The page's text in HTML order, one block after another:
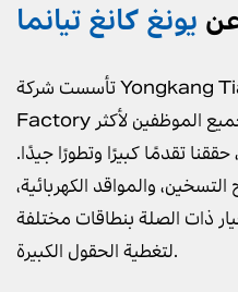
يونغ كانغ تيانما
تأسست شركة Yongkang Tianma Electric Appliance
Factory في عام 2000، وتحت إشراف جميع الموظفين لأكثر
تقدمًا كبيرًا وتطورًا جيدًا.
والمواقد الكهربائية،
ذات الصلة بنطاقات مختلفة
لتغطية الحقول الكبيرة.